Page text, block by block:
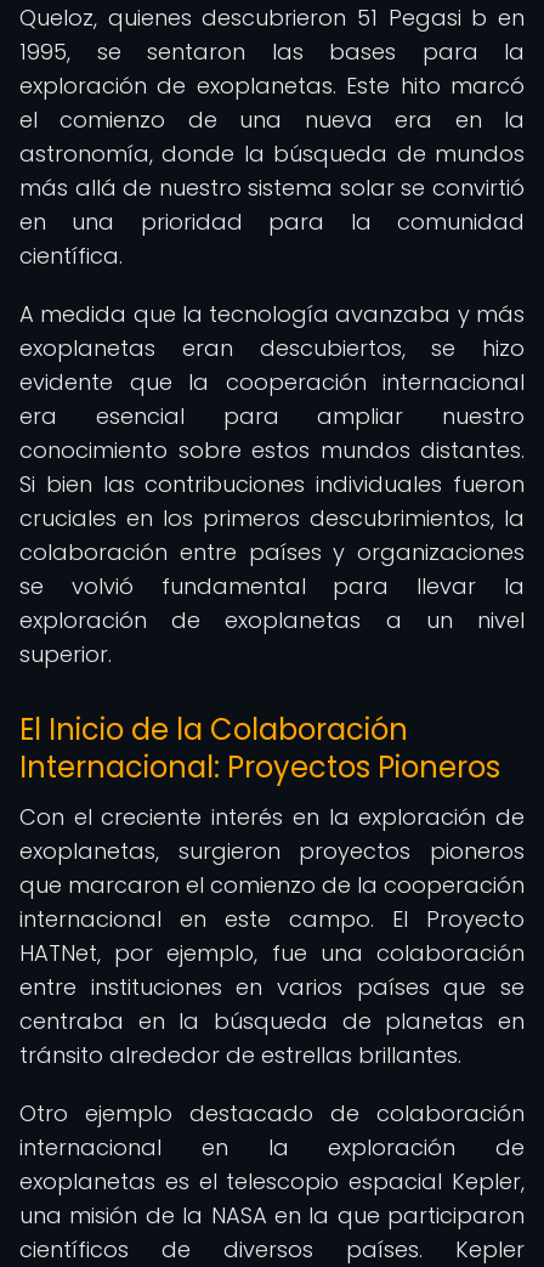
Queloz, quienes descubrieron 51 Pegasi b en
1995, se sentaron las bases para la
exploración de exoplanetas. Este hito marcó
el comienzo de una nueva era en la
astronomía, donde la búsqueda de mundos
más allá de nuestro sistema solar se convirtió
en una prioridad para la comunidad
científica.
A medida que la tecnología avanzaba y más
exoplanetas eran descubiertos, se hizo
evidente que la cooperación internacional
era esencial para ampliar nuestro
conocimiento sobre estos mundos distantes.
Si bien las contribuciones individuales fueron
cruciales en los primeros descubrimientos, la
colaboración entre países y organizaciones
se volvió fundamental para llevar la
exploración de exoplanetas a un nivel
superior.
El Inicio de la Colaboración
Internacional: Proyectos Pioneros
Con el creciente interés en la exploración de
exoplanetas, surgieron proyectos pioneros
que marcaron el comienzo de la cooperación
internacional en este campo. El Proyecto
HATNet, por ejemplo, fue una colaboración
entre instituciones en varios países que se
centraba en la búsqueda de planetas en
tránsito alrededor de estrellas brillantes.
Otro ejemplo destacado de colaboración
internacional en la exploración de
exoplanetas es el telescopio espacial Kepler,
una misión de la NASA en la que participaron
científicos de diversos países. Kepler